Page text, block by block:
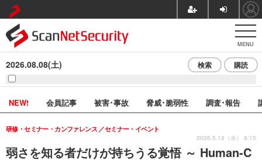
MENU
2026.08.08(土) 検索 購読
NEW! 会員記事 被害･事故 脅威･脆弱性 調査･報告
弱さを知る者だけが持ちうる覚悟 ～ Human-C
研修・セミナー・カンファレンス セミナー・イベント
2026.5.13（水） 8:15